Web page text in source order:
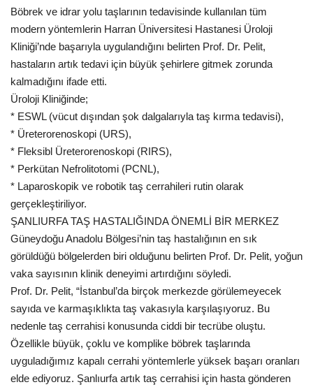
Böbrek ve idrar yolu taşlarının tedavisinde kullanılan tüm
modern yöntemlerin Harran Üniversitesi Hastanesi Üroloji
Kliniği’nde başarıyla uygulandığını belirten Prof. Dr. Pelit,
hastaların artık tedavi için büyük şehirlere gitmek zorunda
kalmadığını ifade etti.
Üroloji Kliniğinde;
* ESWL (vücut dışından şok dalgalarıyla taş kırma tedavisi),
* Üreterorenoskopi (URS),
* Fleksibl Üreterorenoskopi (RIRS),
* Perkütan Nefrolitotomi (PCNL),
* Laparoskopik ve robotik taş cerrahileri rutin olarak
gerçekleştiriliyor.
ŞANLIURFA TAŞ HASTALIĞINDA ÖNEMLİ BİR MERKEZ
Güneydoğu Anadolu Bölgesi’nin taş hastalığının en sık
görüldüğü bölgelerden biri olduğunu belirten Prof. Dr. Pelit, yoğun
vaka sayısının klinik deneyimi artırdığını söyledi.
Prof. Dr. Pelit, “İstanbul’da birçok merkezde görülemeyecek
sayıda ve karmaşıklıkta taş vakasıyla karşılaşıyoruz. Bu
nedenle taş cerrahisi konusunda ciddi bir tecrübe oluştu.
Özellikle büyük, çoklu ve komplike böbrek taşlarında
uyguladığımız kapalı cerrahi yöntemlerle yüksek başarı oranları
elde ediyoruz. Şanlıurfa artık taş cerrahisi için hasta gönderen